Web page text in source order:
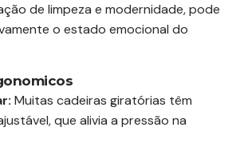
de limpeza e modernidade, pode
o estado emocional do
Muitas cadeiras giratórias têm
que alivia a pressão na